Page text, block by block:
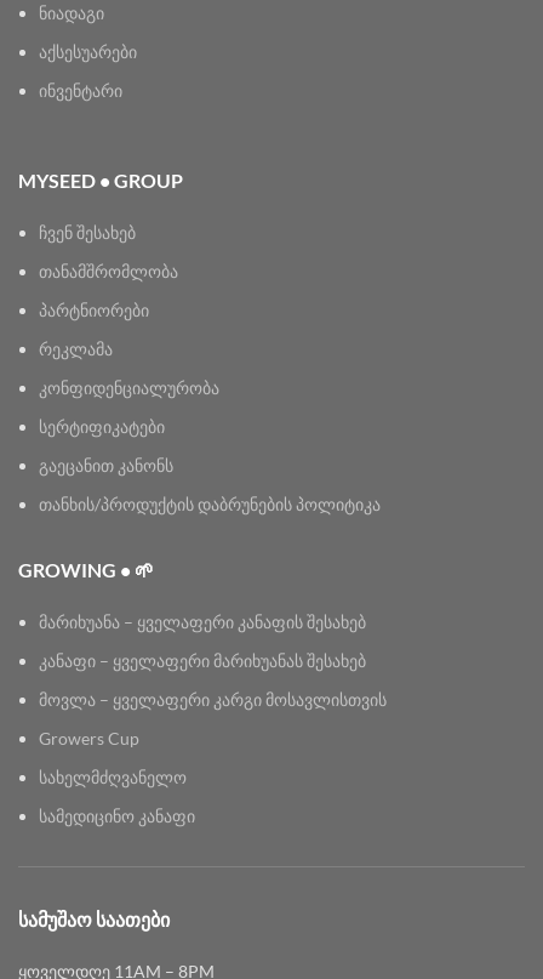
ნიადაგი
აქსესუარები
ინვენტარი
MYSEED • GROUP
ჩვენ შესახებ
თანამშრომლობა
პარტნიორები
რეკლამა
კონფიდენციალურობა
სერტიფიკატები
გაეცანით კანონს
თანხის/პროდუქტის დაბრუნების პოლიტიკა
GROWING • 🌱
მარიხუანა – ყველაფერი კანაფის შესახებ
კანაფი – ყველაფერი მარიხუანას შესახებ
მოვლა – ყველაფერი კარგი მოსავლისთვის
Growers Cup
სახელმძღვანელო
სამედიცინო კანაფი
ᲡᲐᲛᲣᲨᲐᲝ ᲡᲐᲐᲗᲔᲑᲘ
ყოველდღე 11AM – 8PM